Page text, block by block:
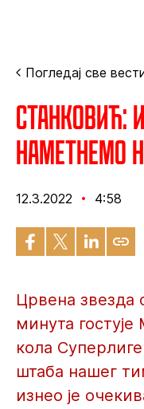
Погледај све
Станковић:
наметнемо
12.3.2022 4:58
Црвена звезда
минута
кола
штаба нашег
изнео је